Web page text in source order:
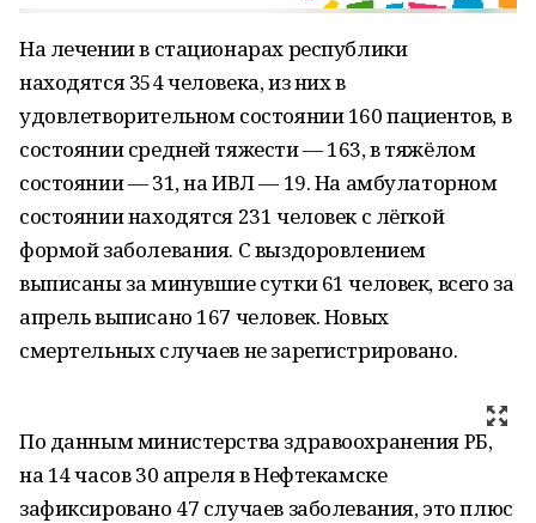
На лечении в стационарах республики
находятся 354 человека, из них в
удовлетворительном состоянии 160 пациентов, в
состоянии средней тяжести — 163, в тяжёлом
состоянии — 31, на ИВЛ — 19. На амбулаторном
состоянии находятся 231 человек с лёгкой
формой заболевания. С выздоровлением
выписаны за минувшие сутки 61 человек, всего за
апрель выписано 167 человек. Новых
смертельных случаев не зарегистрировано.
По данным министерства здравоохранения РБ,
на 14 часов 30 апреля в Нефтекамске
зафиксировано 47 случаев заболевания, это плюс